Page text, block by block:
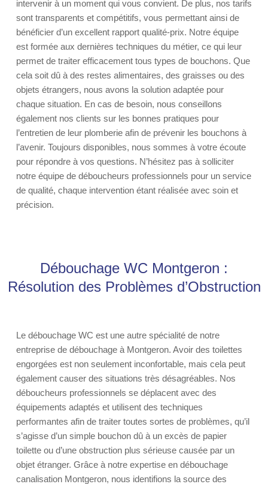
intervenir à un moment qui vous convient. De plus, nos tarifs
sont transparents et compétitifs, vous permettant ainsi de
bénéficier d’un excellent rapport qualité-prix. Notre équipe
est formée aux dernières techniques du métier, ce qui leur
permet de traiter efficacement tous types de bouchons. Que
cela soit dû à des restes alimentaires, des graisses ou des
objets étrangers, nous avons la solution adaptée pour
chaque situation. En cas de besoin, nous conseillons
également nos clients sur les bonnes pratiques pour
l’entretien de leur plomberie afin de prévenir les bouchons à
l’avenir. Toujours disponibles, nous sommes à votre écoute
pour répondre à vos questions. N’hésitez pas à solliciter
notre équipe de déboucheurs professionnels pour un service
de qualité, chaque intervention étant réalisée avec soin et
précision.
Débouchage WC Montgeron :
Résolution des Problèmes d’Obstruction
Le débouchage WC est une autre spécialité de notre
entreprise de débouchage à Montgeron. Avoir des toilettes
engorgées est non seulement inconfortable, mais cela peut
également causer des situations très désagréables. Nos
déboucheurs professionnels se déplacent avec des
équipements adaptés et utilisent des techniques
performantes afin de traiter toutes sortes de problèmes, qu’il
s’agisse d’un simple bouchon dû à un excès de papier
toilette ou d’une obstruction plus sérieuse causée par un
objet étranger. Grâce à notre expertise en débouchage
canalisation Montgeron, nous identifions la source des